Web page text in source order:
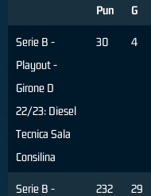
Pun G
Serie B -
Playout -
Girone D
22/23: Diesel
Tecnica Sala
Consilina
30 4
Serie B -
232 29